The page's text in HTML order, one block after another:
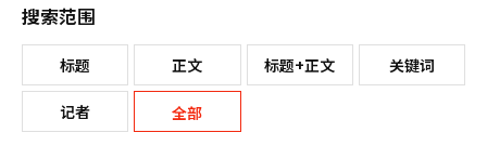
搜索范围
标题 正文 标题+正文 关键词
记者 全部